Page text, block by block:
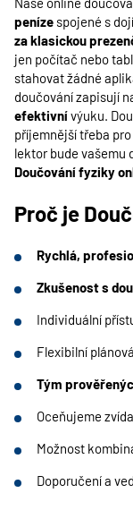
peníze spojené s
za klasickou
jen počítač nebo
stahovat žádné
doučování zapisují
efektivnívýuku.
příjemnější třeba
lektor bude vašemu
Doučování fyziky
Proč je
Rychlá,
Zkušenost s
Individuální
Flexibilní
Tým
Oceňujeme
Možnost
Doporučení a